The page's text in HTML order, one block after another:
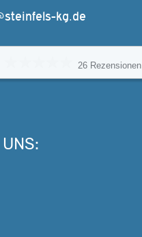
kg.de
26 Rezensionen